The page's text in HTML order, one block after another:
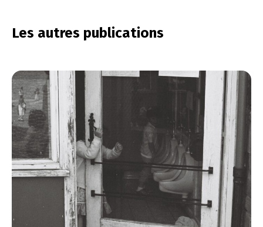
Les autres publications